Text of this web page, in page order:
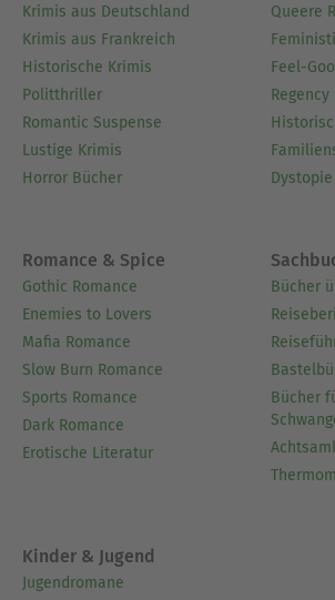
Krimis aus Deutschland
Krimis aus Frankreich
Historische Krimis
Politthriller
Romantic Suspense
Lustige Krimis
Horror Bücher
Queere
Feel-
Regency
Romance & Spice
Gothic Romance
Enemies to Lovers
Mafia Romance
Slow Burn Romance
Sports Romance
Dark Romance
Erotische Literatur
Bücher
Bücher
Kinder & Jugend
Jugendromane